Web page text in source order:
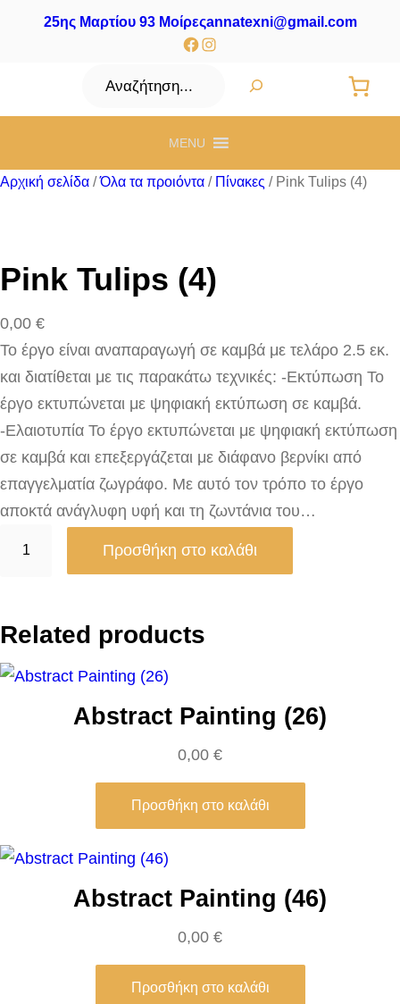
25ης Μαρτίου 93 Μοίρεςannatexni@gmail.com
Facebook
Instagram
Αναζήτηση
MENU
Αρχική σελίδα /Όλα τα προιόντα / Πίνακες / Pink Tulips (4)
Pink Tulips (4)
0,00 €
Το έργο είναι αναπαραγωγή σε καμβά με τελάρο 2.5 εκ.
και διατίθεται με τις παρακάτω τεχνικές: -Εκτύπωση Το
έργο εκτυπώνεται με ψηφιακή εκτύπωση σε καμβά.
-Ελαιοτυπία Το έργο εκτυπώνεται με ψηφιακή εκτύπωση
σε καμβά και επεξεργάζεται με διάφανο βερνίκι από
επαγγελματία ζωγράφο. Με αυτό τον τρόπο το έργο
αποκτά ανάγλυφη υφή και τη ζωντάνια του…
T
u
)
Προσθήκη στο καλάθι
Related products
Abstract Painting (26)
0,00 €
Προσθήκη στο καλάθι
Abstract Painting (46)
0,00 €
Προσθήκη στο καλάθι